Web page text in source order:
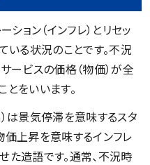
ション（インフレ）とリセッ
いる状況のことです。不況
ービスの価格（物価）が全
をいいます。
は景気停滞を意味するスタ
価上昇を意味するインフレ
た造語です。通常、不況時